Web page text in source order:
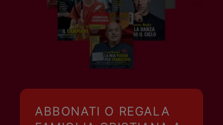
ABBONATI O REGALA